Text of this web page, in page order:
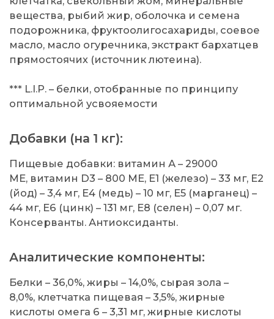
вещества, рыбий жир, оболочка и семена
подорожника, фруктоолигосахариды, соевое
масло, масло огуречника, экстракт бархатцев
прямостоячих (источник лютеина).
*** L.I.P. – белки, отобранные по принципу
оптимальной усвояемости
Добавки (на 1 кг):
Пищевые добавки: витамин А – 29000
МЕ, витамин D3 – 800 МЕ, Е1 (железо) – 33 мг, Е2
(йод) – 3,4 мг, Е4 (медь) – 10 мг, Е5 (марганец) –
44 мг, Е6 (цинк) – 131 мг, Е8 (селен) – 0,07 мг.
Консерванты. Антиоксиданты.
Аналитические компоненты:
Белки – 36,0%, жиры – 14,0%, сырая зола –
8,0%, клетчатка пищевая – 3,5%, жирные
кислоты омега 6 – 3,31 мг, жирные кислоты